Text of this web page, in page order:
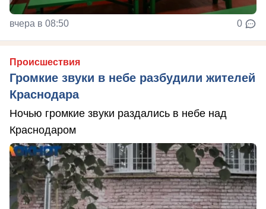
вчера в 08:50 0
Происшествия
Громкие звуки в небе разбудили жителей
Краснодара
Ночью громкие звуки раздались в небе над
Краснодаром